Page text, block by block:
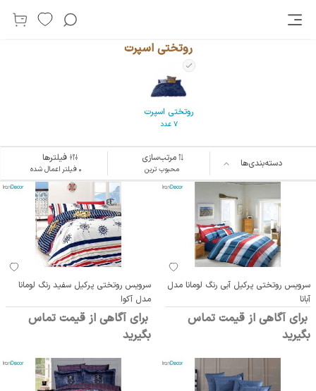
روتختی اسپرت
روتختی اسپرت
7 عدد
دسته‌بندی‌ها مرتب‌سازی
محبوب ترین
فیلترها
۰ فیلتر اعمال شده
سرویس روتختی پرکیل آبی رنگ لومانا مدل
آبانا
برای آگاهی از قیمت تماس
بگیرید
سرویس روتختی پرکیل سفید رنگ لومانا
مدل آکوا
برای آگاهی از قیمت تماس
بگیرید